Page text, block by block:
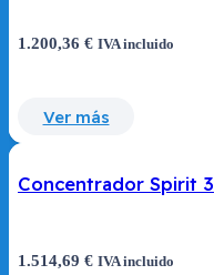
1.200,36 € IVA incluido
Ver más
Concentrador Spirit 3
1.514,69 € IVA incluido